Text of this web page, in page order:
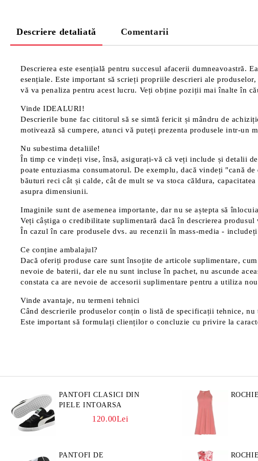
Descriere detaliată Comentarii
Descrierea este esențială pentru succesul afacerii
esențiale. Este important să scrieți propriile descrieri ale
vă va penaliza pentru acest lucru. Veți obține poziții mai înalte în
Vinde IDEALURI!
Descrierile bune fac cititorul să se simtă fericit și mândru de
motivează să cumpere, atunci vă puteți prezenta produsele intr-un
Nu subestima detaliile!
În timp ce vindeți vise, însă, asigurați-vă că veți include și detalii
poate entuziasma consumatorul. De exemplu, dacă vindeți "cană
băuturi reci cât și calde, cât de mult se va stoca căldura,
asupra dimensiunii.
Imaginile sunt de asemenea importante, dar nu se aștepta să
Veți câștiga o credibilitate suplimentară dacă în descrierea
În cazul în care produsele dvs. au recenzii în mass-media -
Ce conține ambalajul?
Dacă oferiți produse care sunt însoțite de articole suplimentare,
nevoie de baterii, dar ele nu sunt incluse în pachet, nu ascunde
constata ca are nevoie de accesorii suplimentare pentru a utiliza
Vinde avantaje, nu termeni tehnici
Când descrierile produselor conțin o listă de specificații tehnice,
Este important să formulați clienților o concluzie cu privire la
PANTOFI CLASICI DIN
PIELE INTOARSA
120.00Lei
PANTOFI DE